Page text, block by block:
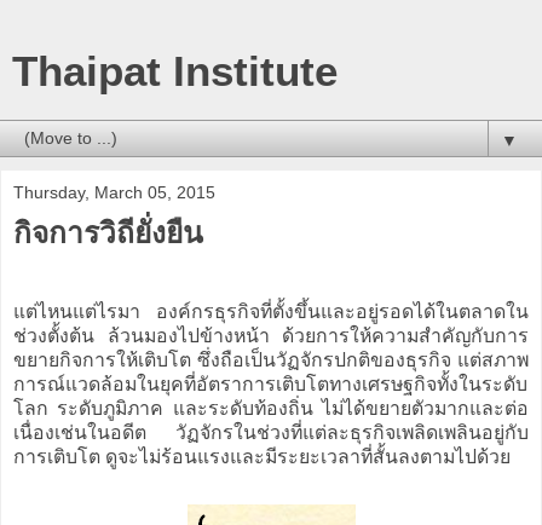
Thaipat Institute
▼
Thursday, March 05, 2015
กิจการวิถียั่งยืน
แต่ไหนแต่ไรมา องค์กรธุรกิจที่ตั้งขึ้นและอยู่รอดได้ในตลาดใน
ช่วงตั้งต้น ล้วนมองไปข้างหน้า ด้วยการให้ความสำคัญกับการ
ขยายกิจการให้เติบโต ซึ่งถือเป็นวัฏจักรปกติของธุรกิจ แต่สภาพ
การณ์แวดล้อมในยุคที่อัตราการเติบโตทางเศรษฐกิจทั้งในระดับ
โลก ระดับภูมิภาค และระดับท้องถิ่น ไม่ได้ขยายตัวมากและต่อ
เนื่องเช่นในอดีต วัฏจักรในช่วงที่แต่ละธุรกิจเพลิดเพลินอยู่กับ
การเติบโต ดูจะไม่ร้อนแรงและมีระยะเวลาที่สั้นลงตามไปด้วย